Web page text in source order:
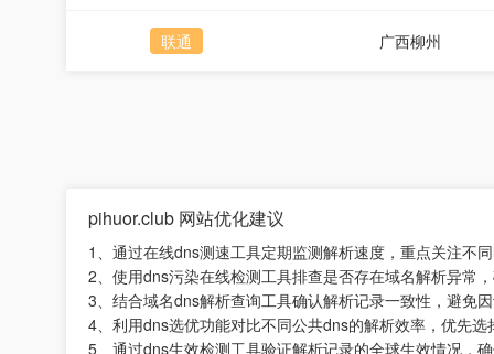
联通 广西柳州
pihuor.club 网站优化建议
1、通过在线dns测速工具定期监测解析速度，重点关注不
2、使用dns污染在线检测工具排查是否存在域名解析异常
3、结合域名dns解析查询工具确认解析记录一致性，避免
4、利用dns选优功能对比不同公共dns的解析效率，优先
5、通过dns生效检测工具验证解析记录的全球生效情况，